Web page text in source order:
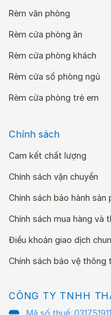
Rèm văn phòng
Rèm cửa phòng ăn
Rèm cửa phòng khách
Rèm cửa sổ phòng ngủ
Rèm cửa phòng trẻ em
Chính sách
Cam kết chất lượng
Chính sách vận chuyển
Chính sách bảo hành sản
Chính sách mua hàng và
Điều khoản giao dịch
Chính sách bảo vệ thông
CÔNG TY TNHH
Mã số thuế: